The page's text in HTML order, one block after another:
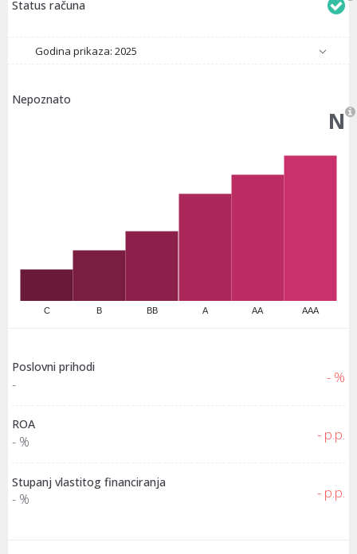
Status računa
Godina prikaza: 2025
Nepoznato
N
C B BB A AA AAA
Poslovni prihodi
- - %
ROA
- % - p.p.
Stupanj vlastitog financiranja
- % - p.p.